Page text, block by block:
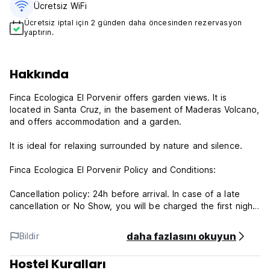
Ücretsiz WiFi
Ücretsiz iptal için 2 günden daha öncesinden rezervasyon
yaptırın.
Hakkında
Finca Ecologica El Porvenir offers garden views. It is
located in Santa Cruz, in the basement of Maderas Volcano,
and offers accommodation and a garden.
It is ideal for relaxing surrounded by nature and silence.
Finca Ecologica El Porvenir Policy and Conditions:
Cancellation policy: 24h before arrival. In case of a late
cancellation or No Show, you will be charged the first night
Check in from 12:00 to 21:00 .
Check out from 10:00 to 11:00 .
Bildir daha fazlasını okuyun
Hostel Kuralları